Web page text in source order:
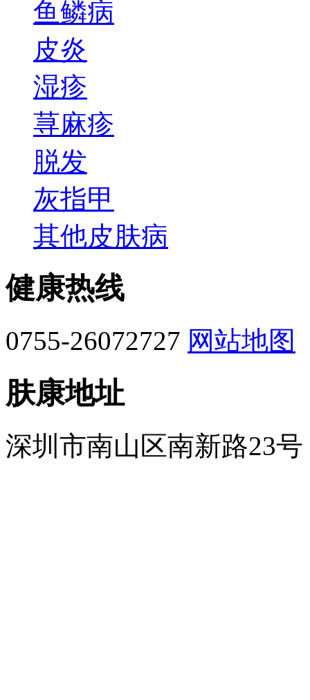
鱼鳞病
皮炎
湿疹
荨麻疹
脱发
灰指甲
其他皮肤病
健康热线
0755-26072727 网站地图
肤康地址
深圳市南山区南新路23